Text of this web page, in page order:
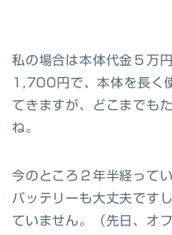
私の場合は本体代金５万
1,700円で、本体を長く
てきますが、どこまでも
ね。
今のところ２年半経って
バッテリーも大丈夫です
ていません。（先日、オ